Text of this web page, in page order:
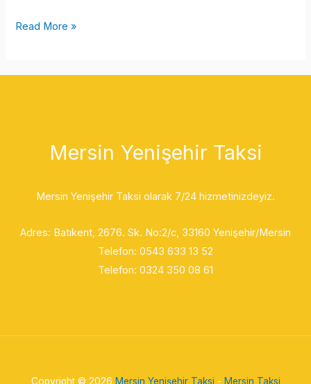
Read More »
Mersin Yenişehir Taksi
Mersin Yenişehir Taksi olarak 7/24 hizmetinizdeyiz.
Adres: Batıkent, 2676. Sk. No:2/c, 33160 Yenişehir/Mersin
Telefon: 0543 633 13 52
Telefon: 0324 350 08 61
Copyright © 2026 Mersin Yenişehir Taksi - Mersin Taksi